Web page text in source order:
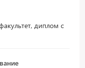
диплом с